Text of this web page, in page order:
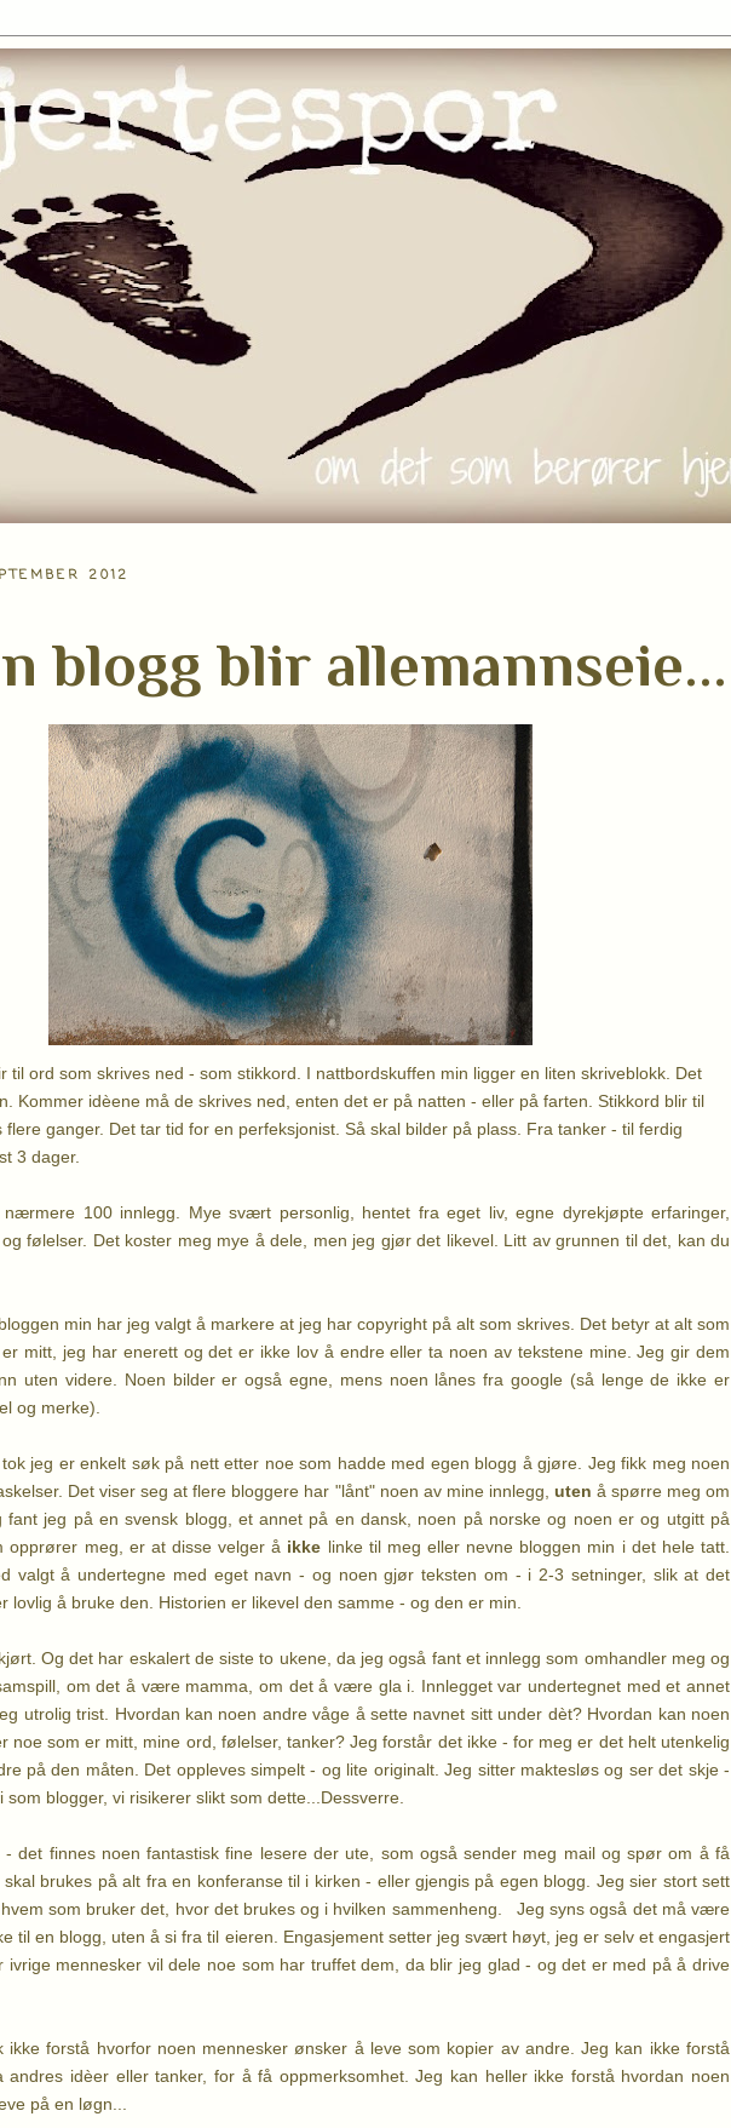
2012
blogg blir allemannseie...
til ord som skrives ned - som stikkord. I nattbordskuffen min ligger en liten skriveblokk. Det
Kommer idèene må de skrives ned, enten det er på natten - eller på farten. Stikkord blir til
ganger. Det tar tid for en perfeksjonist. Så skal bilder på plass. Fra tanker - til ferdig
3 dager.
100 innlegg. Mye svært personlig, hentet fra eget liv, egne dyrekjøpte erfaringer,
følelser. Det koster meg mye å dele, men jeg gjør det likevel. Litt av grunnen til det, kan du
min har jeg valgt å markere at jeg har copyright på alt som skrives. Det betyr at alt som
mitt, jeg har enerett og det er ikke lov å endre eller ta noen av tekstene mine. Jeg gir dem
uten videre. Noen bilder er også egne, mens noen lånes fra google (så lenge de ikke er
og merke).
jeg er enkelt søk på nett etter noe som hadde med egen blogg å gjøre. Jeg fikk meg noen
Det viser seg at flere bloggere har "lånt" noen av mine innlegg, uten å spørre meg om
fant jeg på en svensk blogg, et annet på en dansk, noen på norske og noen er og utgitt på
opprører meg, er at disse velger å ikke linke til meg eller nevne bloggen min i det hele tatt.
valgt å undertegne med eget navn - og noen gjør teksten om - i 2-3 setninger, slik at det
lovlig å bruke den. Historien er likevel den samme - og den er min.
Og det har eskalert de siste to ukene, da jeg også fant et innlegg som omhandler meg og
om det å være mamma, om det å være gla i. Innlegget var undertegnet med et annet
utrolig trist. Hvordan kan noen andre våge å sette navnet sitt under dèt? Hvordan kan noen
noe som er mitt, mine ord, følelser, tanker? Jeg forstår det ikke - for meg er det helt utenkelig
på den måten. Det oppleves simpelt - og lite originalt. Jeg sitter maktesløs og ser det skje -
som blogger, vi risikerer slikt som dette...Dessverre.
- det finnes noen fantastisk fine lesere der ute, som også sender meg mail og spør om å få
brukes på alt fra en konferanse til i kirken - eller gjengis på egen blogg. Jeg sier stort sett
som bruker det, hvor det brukes og i hvilken sammenheng. Jeg syns også det må være
til en blogg, uten å si fra til eieren. Engasjement setter jeg svært høyt, jeg er selv et engasjert
mennesker vil dele noe som har truffet dem, da blir jeg glad - og det er med på å drive
ikke forstå hvorfor noen mennesker ønsker å leve som kopier av andre. Jeg kan ikke forstå
andres idèer eller tanker, for å få oppmerksomhet. Jeg kan heller ikke forstå hvordan noen
på en løgn...